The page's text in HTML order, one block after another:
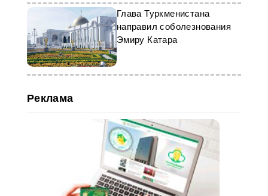
Глава Туркменистана
направил соболезнования
Эмиру Катара
Реклама